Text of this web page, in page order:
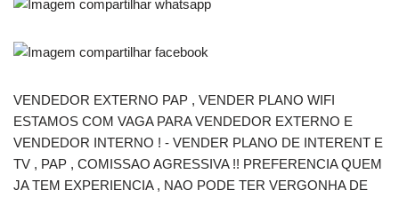
VENDEDOR EXTERNO PAP , VENDER PLANO WIFI
ESTAMOS COM VAGA PARA VENDEDOR EXTERNO E
VENDEDOR INTERNO ! - VENDER PLANO DE INTERENT E
TV , PAP , COMISSAO AGRESSIVA !! PREFERENCIA QUEM
JA TEM EXPERIENCIA , NAO PODE TER VERGONHA DE